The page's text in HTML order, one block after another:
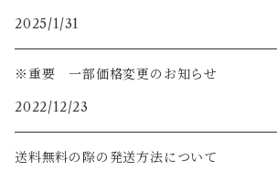
2025/1/31
※重要 一部価格変更のお知らせ
2022/12/23
送料無料の際の発送方法について